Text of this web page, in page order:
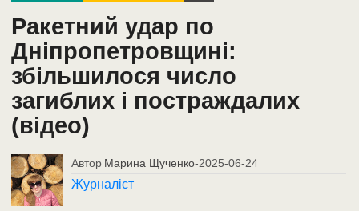
Ракетний удар по
Дніпропетровщині:
збільшилося число
загиблих і постраждалих
(відео)
Автор Марина Щученко-2025-06-24
Журналіст